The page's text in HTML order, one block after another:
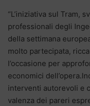
“L’iniziativa sul Tram,
professionali degli
della settimana
molto partecipata,
l’occasione per
economici
interventi autorevoli e
valenza dei pareri